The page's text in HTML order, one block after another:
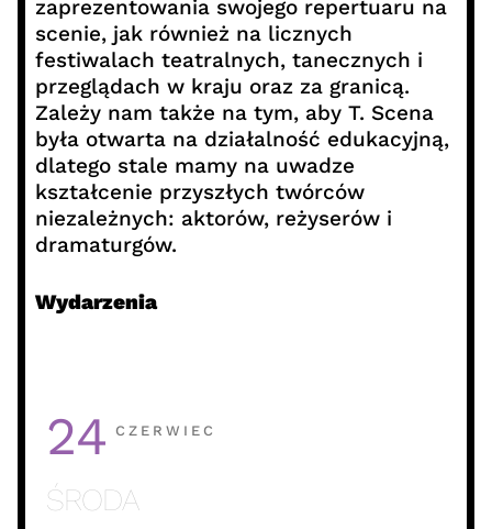
zaprezentowania swojego repertuaru na
scenie, jak również na licznych
festiwalach teatralnych, tanecznych i
przeglądach w kraju oraz za granicą.
Zależy nam także na tym, aby T. Scena
była otwarta na działalność edukacyjną,
dlatego stale mamy na uwadze
kształcenie przyszłych twórców
niezależnych: aktorów, reżyserów i
dramaturgów.
Wydarzenia
24 CZERWIEC
ŚRODA